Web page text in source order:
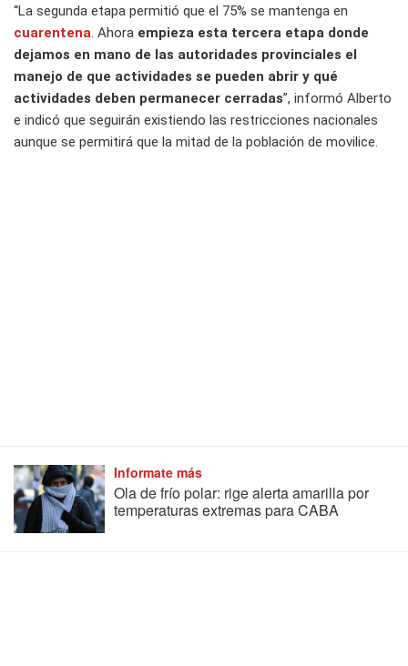
“La segunda etapa permitió que el 75% se mantenga en
cuarentena . Ahora empieza esta tercera etapa donde
dejamos en mano de las autoridades provinciales el
manejo de que actividades se pueden abrir y qué
actividades deben permanecer cerradas”, informó Alberto
e indicó que seguirán existiendo las restricciones nacionales
aunque se permitirá que la mitad de la población de movilice.
Informate más
Ola de frío polar: rige alerta amarilla por
temperaturas extremas para CABA